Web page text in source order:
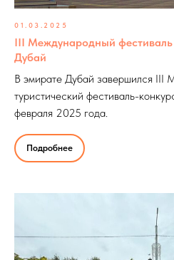
01.03.2025
III Международный
Дубай
В эмирате Дубай завершился III
туристический фестиваль-
февраля 2025 года.
Подробнее